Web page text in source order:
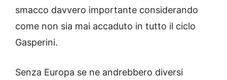
smacco davvero importante considerando
come non sia mai accaduto in tutto il ciclo
Gasperini.
Senza Europa se ne andrebbero diversi